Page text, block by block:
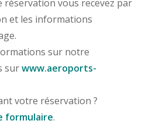
réservation vous recevez par
et les informations
sur notre
surwww.aeroports-
votre réservation ?
formulaire.